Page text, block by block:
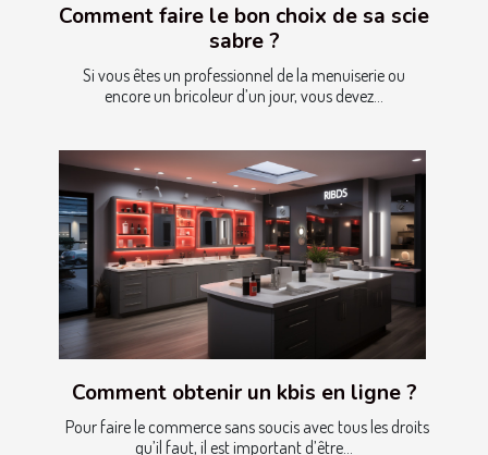
Comment faire le bon choix de sa scie
sabre ?
Si vous êtes un professionnel de la menuiserie ou
encore un bricoleur d’un jour, vous devez...
Comment obtenir un kbis en ligne ?
Pour faire le commerce sans soucis avec tous les droits
qu’il faut, il est important d’être...